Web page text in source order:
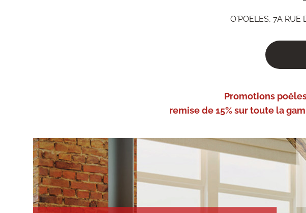
O'POELES, 7A RUE
Promotions
remise de 15% sur toute la